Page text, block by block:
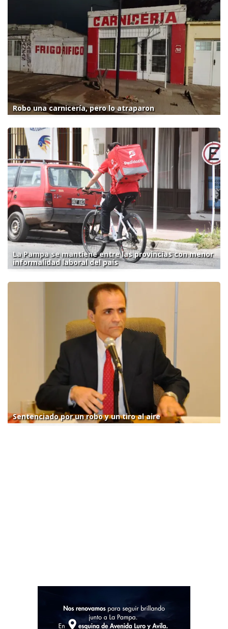
Robo una carnicería, pero lo atraparon
La Pampa se mantiene entre las provincias con menor
informalidad laboral del país
Sentenciado por un robo y un tiro al aire